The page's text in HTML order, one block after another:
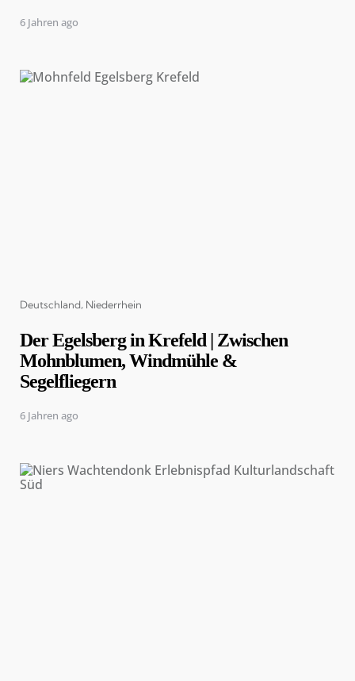
6 Jahren ago
Categories
Deutschland Niederrhein
Der Egelsberg in Krefeld | Zwischen
Mohnblumen, Windmühle &
Segelfliegern
6 Jahren ago